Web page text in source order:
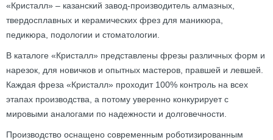
«Кристалл» – казанский завод-производитель алмазных,
твердосплавных и керамических фрез для маникюра,
педикюра, подологии и стоматологии.
В каталоге «Кристалл» представлены фрезы различных форм и
нарезок, для новичков и опытных мастеров, правшей и левшей.
Каждая фреза «Кристалл» проходит 100% контроль на всех
этапах производства, а потому уверенно конкурирует с
мировыми аналогами по надежности и долговечности.
Производство оснащено современным роботизированным